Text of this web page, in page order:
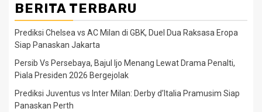
BERITA TERBARU
Prediksi Chelsea vs AC Milan di GBK, Duel Dua Raksasa Eropa
Siap Panaskan Jakarta
Persib Vs Persebaya, Bajul Ijo Menang Lewat Drama Penalti,
Piala Presiden 2026 Bergejolak
Prediksi Juventus vs Inter Milan: Derby d’Italia Pramusim Siap
Panaskan Perth